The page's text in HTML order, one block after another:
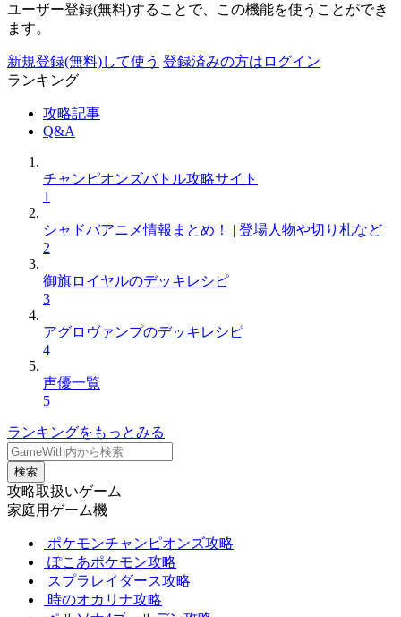
ユーザー登録(無料)することで、この機能を使うことができ
ます。
新規登録(無料)して使う 登録済みの方はログイン
ランキング
攻略記事
Q&A
チャンピオンズバトル攻略サイト
1
シャドバアニメ情報まとめ！ | 登場人物や切り札など
2
御旗ロイヤルのデッキレシピ
3
アグロヴァンプのデッキレシピ
4
声優一覧
5
ランキングをもっとみる
検索
攻略取扱いゲーム
家庭用ゲーム機
ポケモンチャンピオンズ攻略
ぽこあポケモン攻略
スプラレイダース攻略
時のオカリナ攻略